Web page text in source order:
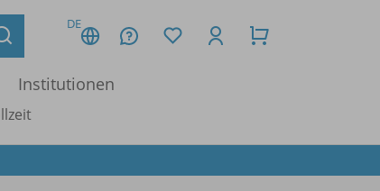
DE
Institutionen